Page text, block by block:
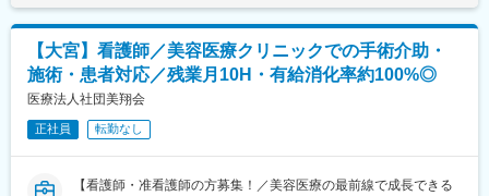
採用、面接対応、人事考課、人員配置、労務等
職員の入社手続き（社内手続き・制服、借り上げ寮の準備等）
【タムス介護医療院川口について】
地域医療に貢献し続けます。介護医療院は入院されていた要介護
者に介護並びに必要な医療を提供し、自宅や次の施設に移る前の
機能訓練の施設です。
【大宮】看護師／美容医療クリニックでの手術介助・
施術・患者対応／残業月10H・有給消化率約100%◎
医療法人社団美翔会
正社員 転勤なし
【看護師・准看護師の方募集！／美容医療の最前線で成長できる